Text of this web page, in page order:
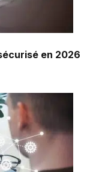
en 2026